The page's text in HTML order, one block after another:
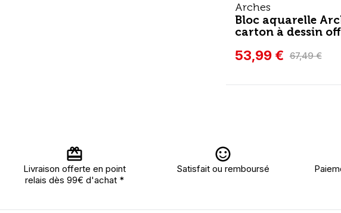
Arches
Bloc aquarelle
carton à dessin
53,99 € 67,49 €
Livraison offerte en point
relais dès 99€ d'achat *
Satisfait ou remboursé